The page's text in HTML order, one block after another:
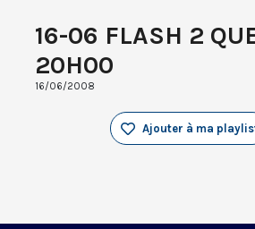
16-06 FLASH 2
20H00
16/06/2008
Ajouter à ma